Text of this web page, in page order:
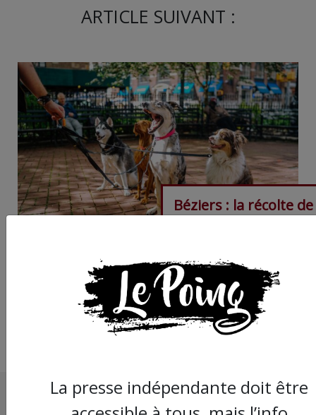
ARTICLE SUIVANT :
Béziers : la récolte de
de leurs
La presse indépendante doit être